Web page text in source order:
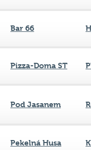
Bar 66
Pizza-Doma ST
Pod Jasanem
Pekelná Husa